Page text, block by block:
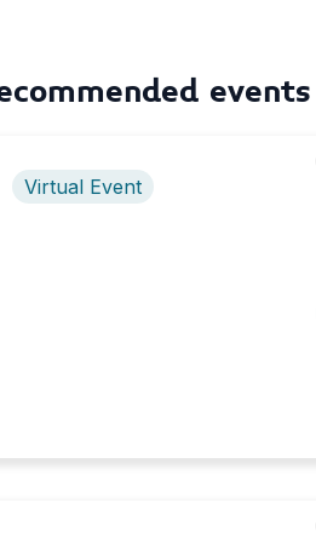
events
Virtual Event